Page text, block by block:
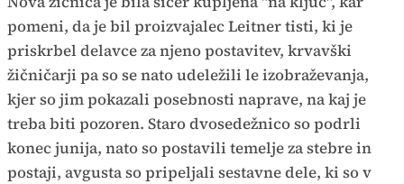
pomeni, da je bil proizvajalec Leitner tisti, ki je
priskrbel delavce za njeno postavitev, krvavški
žičničarji pa so se nato udeležili le izobraževanja,
kjer so jim pokazali posebnosti naprave, na kaj je
treba biti pozoren. Staro dvosedežnico so podrli
konec junija, nato so postavili temelje za stebre in
postaji, avgusta so pripeljali sestavne dele, ki so v